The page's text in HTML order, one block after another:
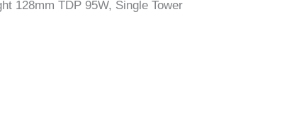
128mm TDP 95W, Single Tower